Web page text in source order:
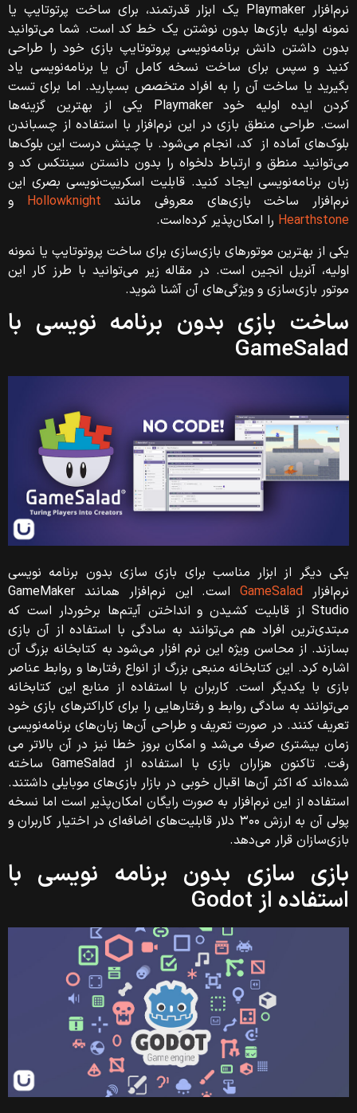
نرم‌افزار Playmaker یک ابزار قدرتمند، برای ساخت پرتوتایپ یا
نمونه اولیه بازی‌‌ها بدون نوشتن یک خط کد است. شما می‌توانید
بدون داشتن دانش برنامه‌نویسی پروتوتایپ بازی خود را طراحی
کنید و سپس برای ساخت نسخه کامل آن یا برنامه‌نویسی یاد
بگیرید یا ساخت آن را به افراد متخصص بسپارید. اما برای تست
کردن ایده‌ اولیه خود Playmaker یکی از بهترین گزینه‌ها
است. طراحی منطق بازی در این نرم‌افزار با استفاده از چسباندن
بلوک‌های آماده از کد، انجام می‌شود. با چینش درست این بلوک‌ها
می‌توانید منطق و ارتباط دلخواه را بدون دانستن سینتکس کد و
زبان ‌برنامه‌نویسی ایجاد کنید. قابلیت اسکریپت‌نویسی بصری این
نرم‌افزار ساخت بازی‌های معروفی مانند
Hollowknightو
Hearthstoneرا امکان‌پذیر کرده‌است.
یکی از بهترین موتورهای بازی‌سازی برای ساخت پروتوتایپ یا نمونه
اولیه،‌ آنریل انجین است. در مقاله زیر می‌توانید با طرز کار این
موتور بازی‌سازی و ویژگی‌های آن آشنا شوید.
ساخت بازی بدون برنامه نویسی با
GameSalad
یکی دیگر از ابزار مناسب برای بازی سازی بدون برنامه نویسی
نرم‌افزار GameSalad
است. این نرم‌افزار همانند GameMaker
Studio از قابلیت کشیدن و انداختن آیتم‌ها برخوردار است که
مبتدی‌ترین افراد هم‌ می‌توانند به سادگی با استفاده از آن بازی
بسازند. از محاسن ویژه این نرم افزار می‌شود به کتابخانه بزرگ آن
اشاره کرد. این کتابخانه منبعی بزرگ از انواع رفتارها و روابط عناصر
بازی با یکدیگر است. کاربران با استفاده از منابع این کتابخانه
می‌توانند به سادگی روابط و رفتارهایی را برای کاراکترهای بازی خود
تعریف کنند. در صورت تعریف و طراحی آن‌ها زبان‌های برنامه‌نویسی
زمان بیشتری صرف می‌شد و امکان بروز خطا نیز در آن بالاتر می
رفت. تاکنون هزاران بازی با استفاده از GameSalad ساخته
شده‌اند که اکثر آن‌ها اقبال خوبی در بازار بازی‌های موبایلی داشتند.
استفاده از این نرم‌افزار به صورت رایگان امکان‌پذیر است اما نسخه
پولی آن به ارزش ۳۰۰ دلار قابلیت‌های اضافه‌ای در اختیار کاربران و
بازی‌سازان قرار می‌دهد.
بازی سازی بدون برنامه نویسی با
استفاده از Godot